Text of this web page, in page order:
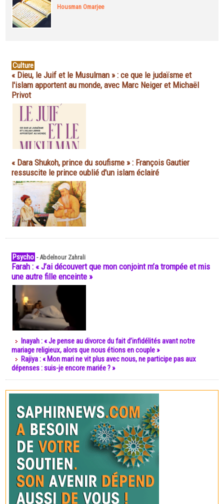
Housman Omarjee
Culture
« Dieu, le Juif et le Musulman » : ce que le judaïsme et
l'islam apportent au monde, avec Marc Neiger et Michaël
Privot
« Dara Shukoh, prince du soufisme » : François Gautier
ressuscite le prince oublié d'un islam éclairé
Psycho -Abdelnour Zahrali
Farah : « J’ai découvert que mon conjoint m’a trompée et mis
une autre fille enceinte »
Inayah : « Je pense au divorce du fait d’infidélités avant notre
mariage religieux, alors que nous étions en couple »
Rajiya : « Mon mari ne vit plus avec nous, ne participe pas aux
dépenses : suis-je encore mariée ? »